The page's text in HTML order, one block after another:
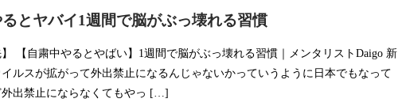
とヤバイ1週間で脳がぶっ壊れる習慣
】 【自粛中やるとやばい】1週間で脳がぶっ壊れる習慣｜メンタリストDaigo 新
イルスが拡がって外出禁止になるんじゃないかっていうように日本でもなって
外出禁止にならなくてもやっ […]